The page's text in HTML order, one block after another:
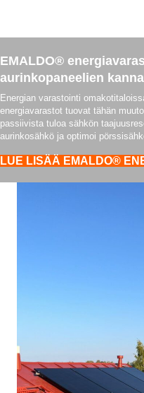
EMALDO®
aurinkopaneelien
Energian varastointi
energiavarastot tuovat tähän
passiivista tuloa sähkön
aurinkosähkö ja optimoi
LUE LISÄÄ EMALDO®